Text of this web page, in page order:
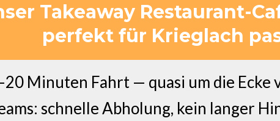
Takeaway Restaurant-
perfekt für Krieglach
Minuten Fahrt — quasi um die Ecke
schnelle Abholung, kein langer